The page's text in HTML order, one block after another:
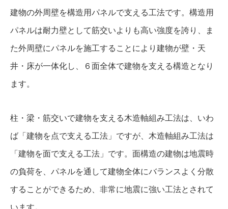
建物の外周壁を構造用パネルで支える工法です。構造用
パネルは耐力壁として筋交いよりも高い強度を誇り、ま
た外周壁にパネルを施工することにより建物が壁・天
井・床が一体化し、６面全体で建物を支える構造となり
ます。
柱・梁・筋交いで建物を支える木造軸組み工法は、いわ
ば「建物を点で支える工法」ですが、木造軸組み工法は
「建物を面で支える工法」です。面構造の建物は地震時
の負荷を、パネルを通して建物全体にバランスよく分散
することができるため、非常に地震に強い工法とされて